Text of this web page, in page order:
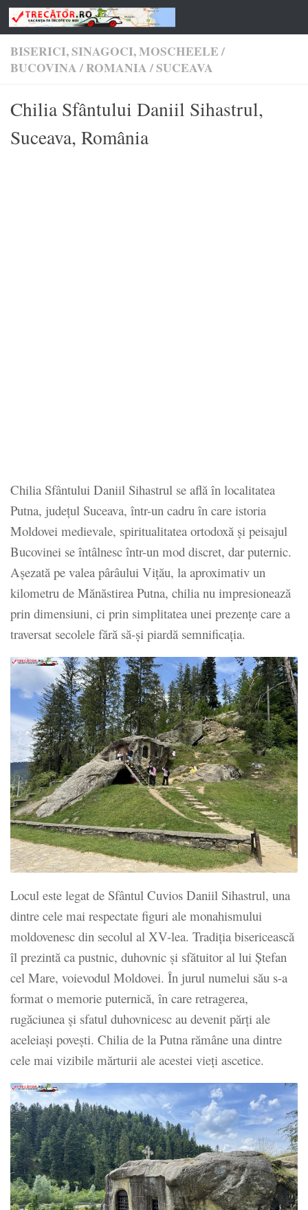
Skip to content
BISERICI, SINAGOCI, MOSCHEELE/
BUCOVINA/ROMANIA/SUCEAVA
Chilia Sfântului Daniil Sihastrul,
Suceava, România
Chilia Sfântului Daniil Sihastrul se află în localitatea
Putna, județul Suceava, într-un cadru în care istoria
Moldovei medievale, spiritualitatea ortodoxă și peisajul
Bucovinei se întâlnesc într-un mod discret, dar puternic.
Așezată pe valea pârâului Vițău, la aproximativ un
kilometru de Mănăstirea Putna, chilia nu impresionează
prin dimensiuni, ci prin simplitatea unei prezențe care a
traversat secolele fără să-și piardă semnificația.
Locul este legat de Sfântul Cuvios Daniil Sihastrul, una
dintre cele mai respectate figuri ale monahismului
moldovenesc din secolul al XV-lea. Tradiția bisericească
îl prezintă ca pustnic, duhovnic și sfătuitor al lui Ștefan
cel Mare, voievodul Moldovei. În jurul numelui său s-a
format o memorie puternică, în care retragerea,
rugăciunea și sfatul duhovnicesc au devenit părți ale
aceleiași povești. Chilia de la Putna rămâne una dintre
cele mai vizibile mărturii ale acestei vieți ascetice.